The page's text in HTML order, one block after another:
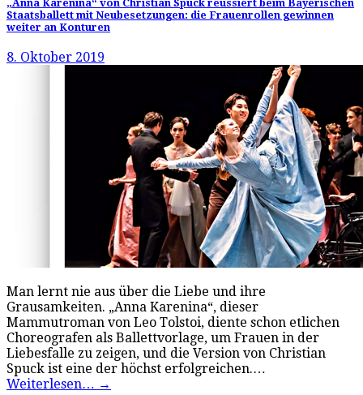
„Anna Karenina“ von Christian Spuck reüssiert beim Bayerischen
Staatsballett mit Neubesetzungen: die Frauenrollen gewinnen
weiter an Konturen
8. Oktober 2019
Man lernt nie aus über die Liebe und ihre
Grausamkeiten. „Anna Karenina“, dieser
Mammutroman von Leo Tolstoi, diente schon etlichen
Choreografen als Ballettvorlage, um Frauen in der
Liebesfalle zu zeigen, und die Version von Christian
Spuck ist eine der höchst erfolgreichen.…
Weiterlesen… →